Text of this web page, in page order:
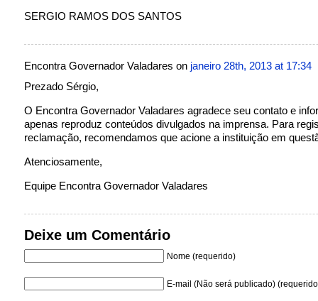
SERGIO RAMOS DOS SANTOS
Encontra Governador Valadares on janeiro 28th, 2013 at 17:34
Prezado Sérgio,
O Encontra Governador Valadares agradece seu contato e
apenas reproduz conteúdos divulgados na imprensa. Para
reclamação, recomendamos que acione a instituição em
Atenciosamente,
Equipe Encontra Governador Valadares
Deixe um Comentário
Nome (requerido)
E-mail (Não será publicado)